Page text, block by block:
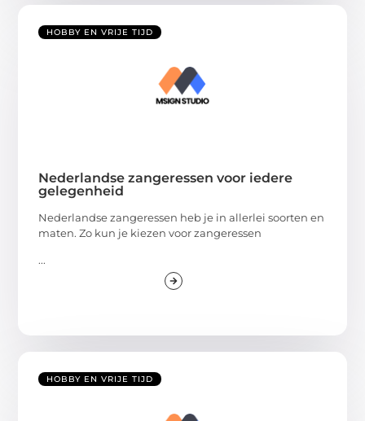
HOBBY EN VRIJE TIJD
Nederlandse zangeressen voor iedere
gelegenheid
Nederlandse zangeressen heb je in allerlei soorten en
maten. Zo kun je kiezen voor zangeressen
...
HOBBY EN VRIJE TIJD